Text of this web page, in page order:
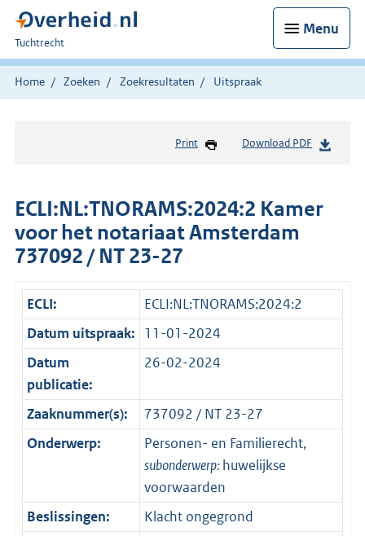
Menu
U
bent
hier:
Tuchtrecht
Home Zoeken Zoekresultaten Uitspraak
Print Download PDF
ECLI:NL:TNORAMS:2024:2 Kamer
voor het notariaat Amsterdam
737092 / NT 23-27
ECLI:
ECLI:NL:TNORAMS:2024:2
Datum uitspraak:
11-01-2024
Datum
publicatie:
26-02-2024
Zaaknummer(s):
737092 / NT 23-27
Onderwerp:
Personen- en Familierecht,
subonderwerp: huwelijkse
voorwaarden
Beslissingen:
Klacht ongegrond